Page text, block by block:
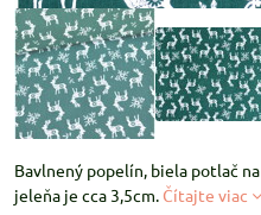
Bavlnený popelín, biela potlač
jeleňa je cca 3,5cm. Čítajte viac